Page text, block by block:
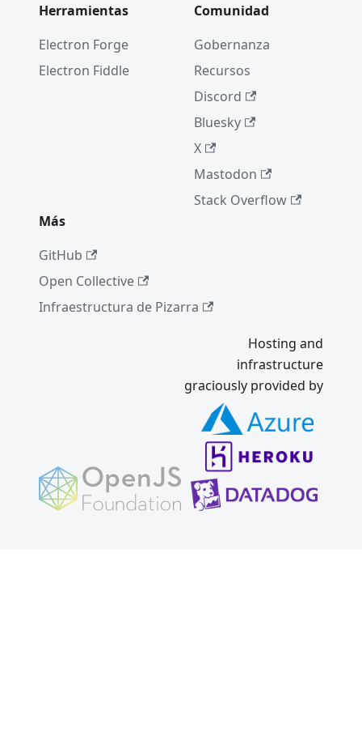
Herramientas
Electron Forge
Electron Fiddle
Comunidad
Gobernanza
Recursos
Discord
Bluesky
X
Mastodon
Stack Overflow
Más
GitHub
Open Collective
Infraestructura de Pizarra
Hosting and
infrastructure
graciously provided by